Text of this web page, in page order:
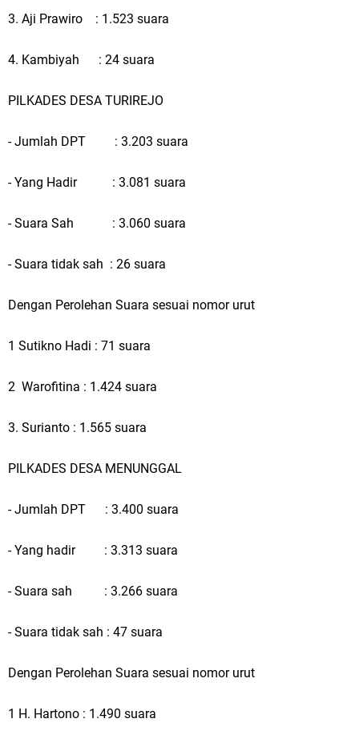
3. Aji Prawiro : 1.523 suara
4. Kambiyah : 24 suara
PILKADES DESA TURIREJO
- Jumlah DPT : 3.203 suara
- Yang Hadir : 3.081 suara
- Suara Sah : 3.060 suara
- Suara tidak sah : 26 suara
Dengan Perolehan Suara sesuai nomor urut
1 Sutikno Hadi : 71 suara
2 Warofitina : 1.424 suara
3. Surianto : 1.565 suara
PILKADES DESA MENUNGGAL
- Jumlah DPT : 3.400 suara
- Yang hadir : 3.313 suara
- Suara sah : 3.266 suara
- Suara tidak sah : 47 suara
Dengan Perolehan Suara sesuai nomor urut
1 H. Hartono : 1.490 suara